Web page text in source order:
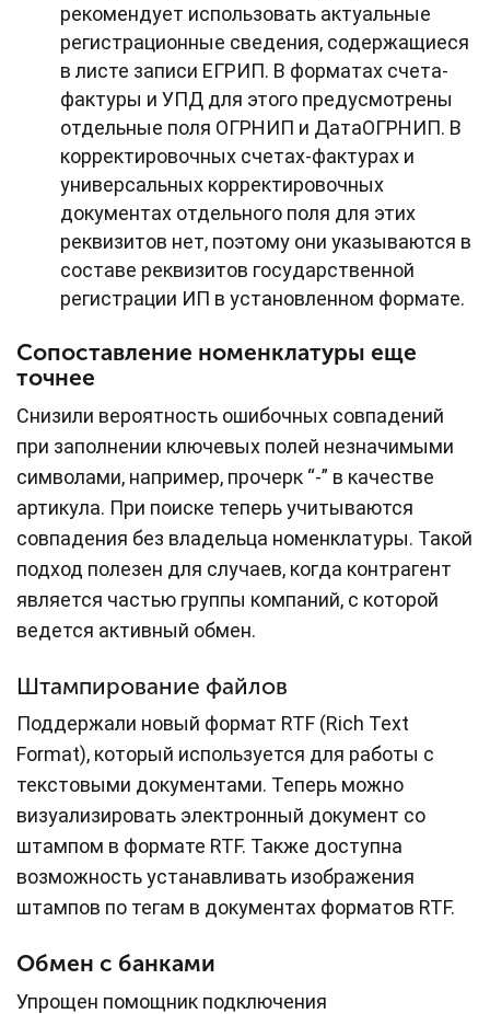
рекомендует использовать актуальные
регистрационные сведения, содержащиеся
в листе записи ЕГРИП. В форматах счета-
фактуры и УПД для этого предусмотрены
отдельные поля ОГРНИП и ДатаОГРНИП. В
корректировочных счетах-фактурах и
универсальных корректировочных
документах отдельного поля для этих
реквизитов нет, поэтому они указываются в
составе реквизитов государственной
регистрации ИП в установленном формате.
Сопоставление номенклатуры еще
точнее
Снизили вероятность ошибочных совпадений
при заполнении ключевых полей незначимыми
символами, например, прочерк “-” в качестве
артикула. При поиске теперь учитываются
совпадения без владельца номенклатуры. Такой
подход полезен для случаев, когда контрагент
является частью группы компаний, с которой
ведется активный обмен.
Штампирование файлов
Поддержали новый формат RTF (Rich Text
Format), который используется для работы с
текстовыми документами. Теперь можно
визуализировать электронный документ со
штампом в формате RTF. Также доступна
возможность устанавливать изображения
штампов по тегам в документах форматов RTF.
Обмен с банками
Упрощен помощник подключения